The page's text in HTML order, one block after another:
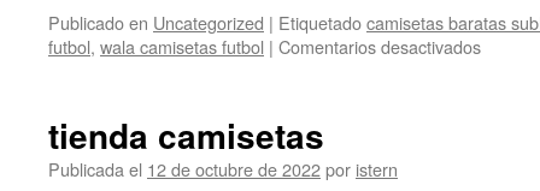
Publicado en Uncategorized | Etiquetadocamisetas baratas
futbol, wala camisetas futbol | Comentarios desactivadosen
tienda camisetas
Publicada el 12 de octubre de 2022por istern